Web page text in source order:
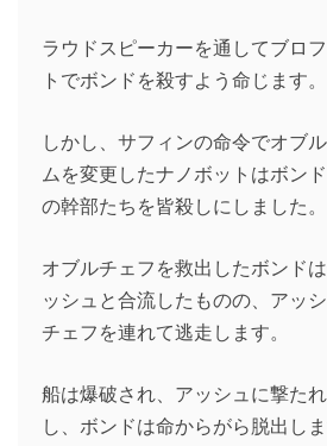
ラウドスピーカーを通してブロ
トでボンドを殺すよう命じます。
しかし、サフィンの命令でオブ
ムを変更したナノボットはボン
の幹部たちを皆殺しにしました。
オブルチェフを救出したボンド
ッシュと合流したものの、アッ
チェフを連れて逃走します。
船は爆破され、アッシュに撃た
し、ボンドは命からがら脱出しま